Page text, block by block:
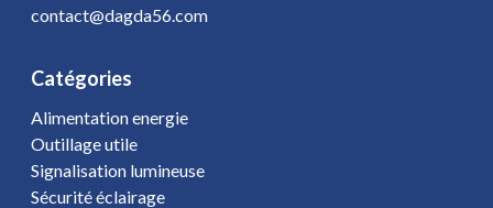
contact@dagda56.com
Catégories
Alimentation energie
Outillage utile
Signalisation lumineuse
Sécurité éclairage